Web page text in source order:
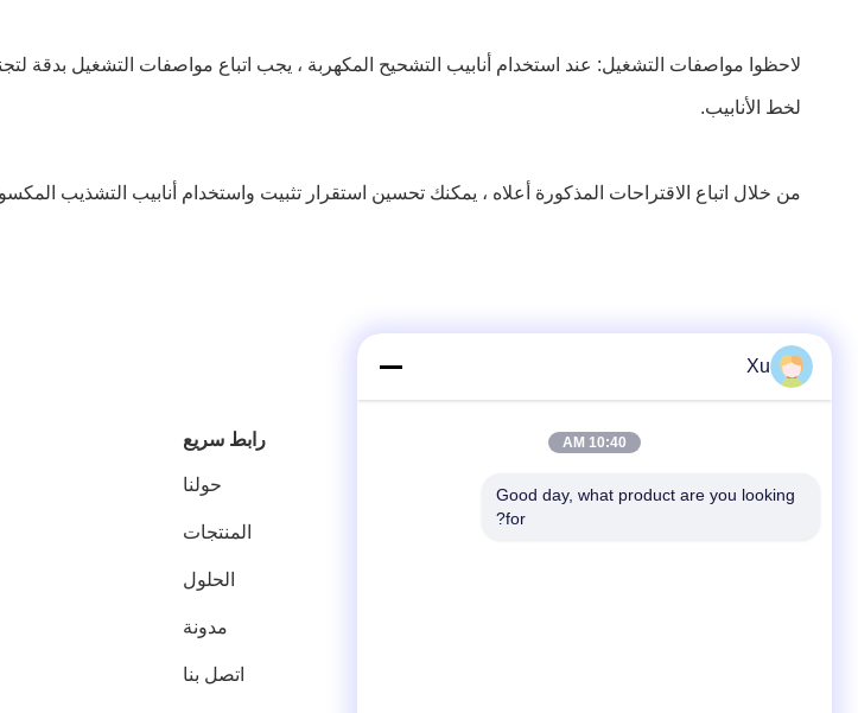
لاحظوا مواصفات التشغيل: عند استخدام أنابيب التشحيح المكهربة ، يجب اتباع مواصفات التشغيل بدقة
لخط الأنابيب.
من خلال اتباع الاقتراحات المذكورة أعلاه ، يمكنك تحسين استقرار تثبيت واستخدام أنابيب التشذيب
رابط سريع
حولنا
المنتجات
الحلول
مدونة
اتصل بنا
Xu
10:40 AM
Good day, what product are you looking
for?